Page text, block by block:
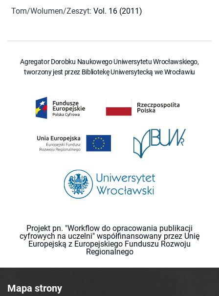
Tom/Wolumen/Zeszyt: Vol. 16 (2011)
Agregator Dorobku Naukowego Uniwersytetu Wrocławskiego,
tworzony jest przez Bibliotekę Uniwersytecką we Wrocławiu
Projekt pn. "Workflow do opracowania publikacji
cyfrowych na uczelni" współfinansowany przez Unię
Europejską z Europejskiego Funduszu Rozwoju
Regionalnego
Mapa strony